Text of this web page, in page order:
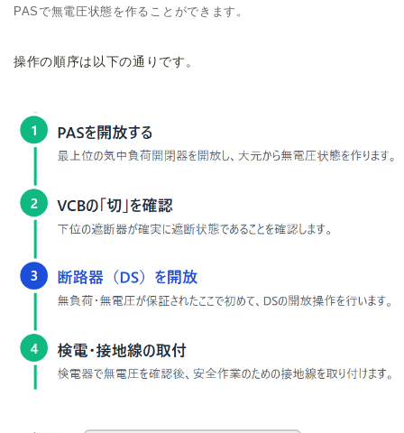
PASで無電圧状態を作ることができます。
操作の順序は以下の通りです。